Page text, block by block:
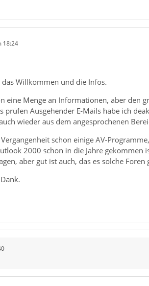
18:24
Willkommen und die Infos.
eine Menge an Informationen, aber den
prüfen Ausgehender E-Mails habe ich
wieder aus dem angesprochenen
schon einige AV-
2000 schon in die Jahre gekommen
aber gut ist auch, das es solche